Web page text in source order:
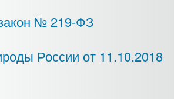
№ 219-ФЗ
России от 11.10.2018